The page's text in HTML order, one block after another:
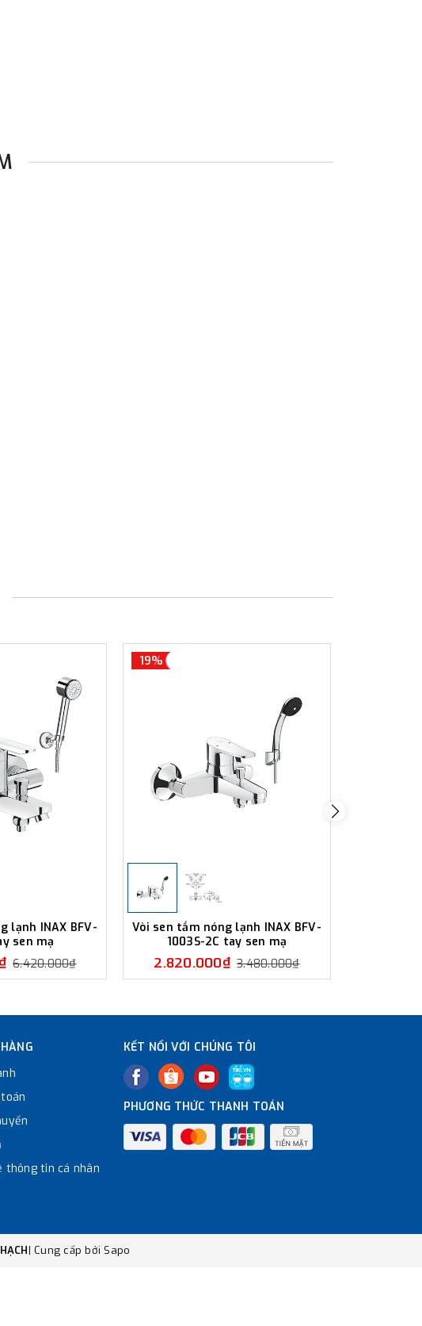
lạnh INAX BFV-
sen mạ
6.420.000₫
19%
Vòi sen tắm nóng lạnh INAX BFV-
1003S-2C tay sen mạ
2.820.000₫ 3.480.000₫
thông tin cá nhân
KẾT NỐI VỚI CHÚNG TÔI
PHƯƠNG THỨC THANH TOÁN
| Cung cấp bởi Sapo